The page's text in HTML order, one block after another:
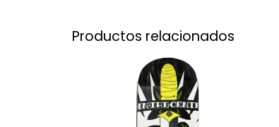
Productos relacionados